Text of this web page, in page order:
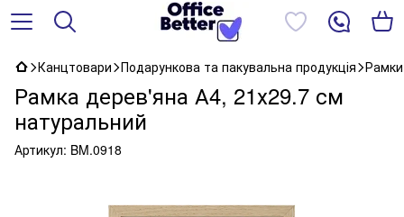
Канцтовари Подарункова та пакувальна продукція Рамки
Рамка дерев'яна А4, 21х29.7 см
натуральний
Артикул: BM.0918